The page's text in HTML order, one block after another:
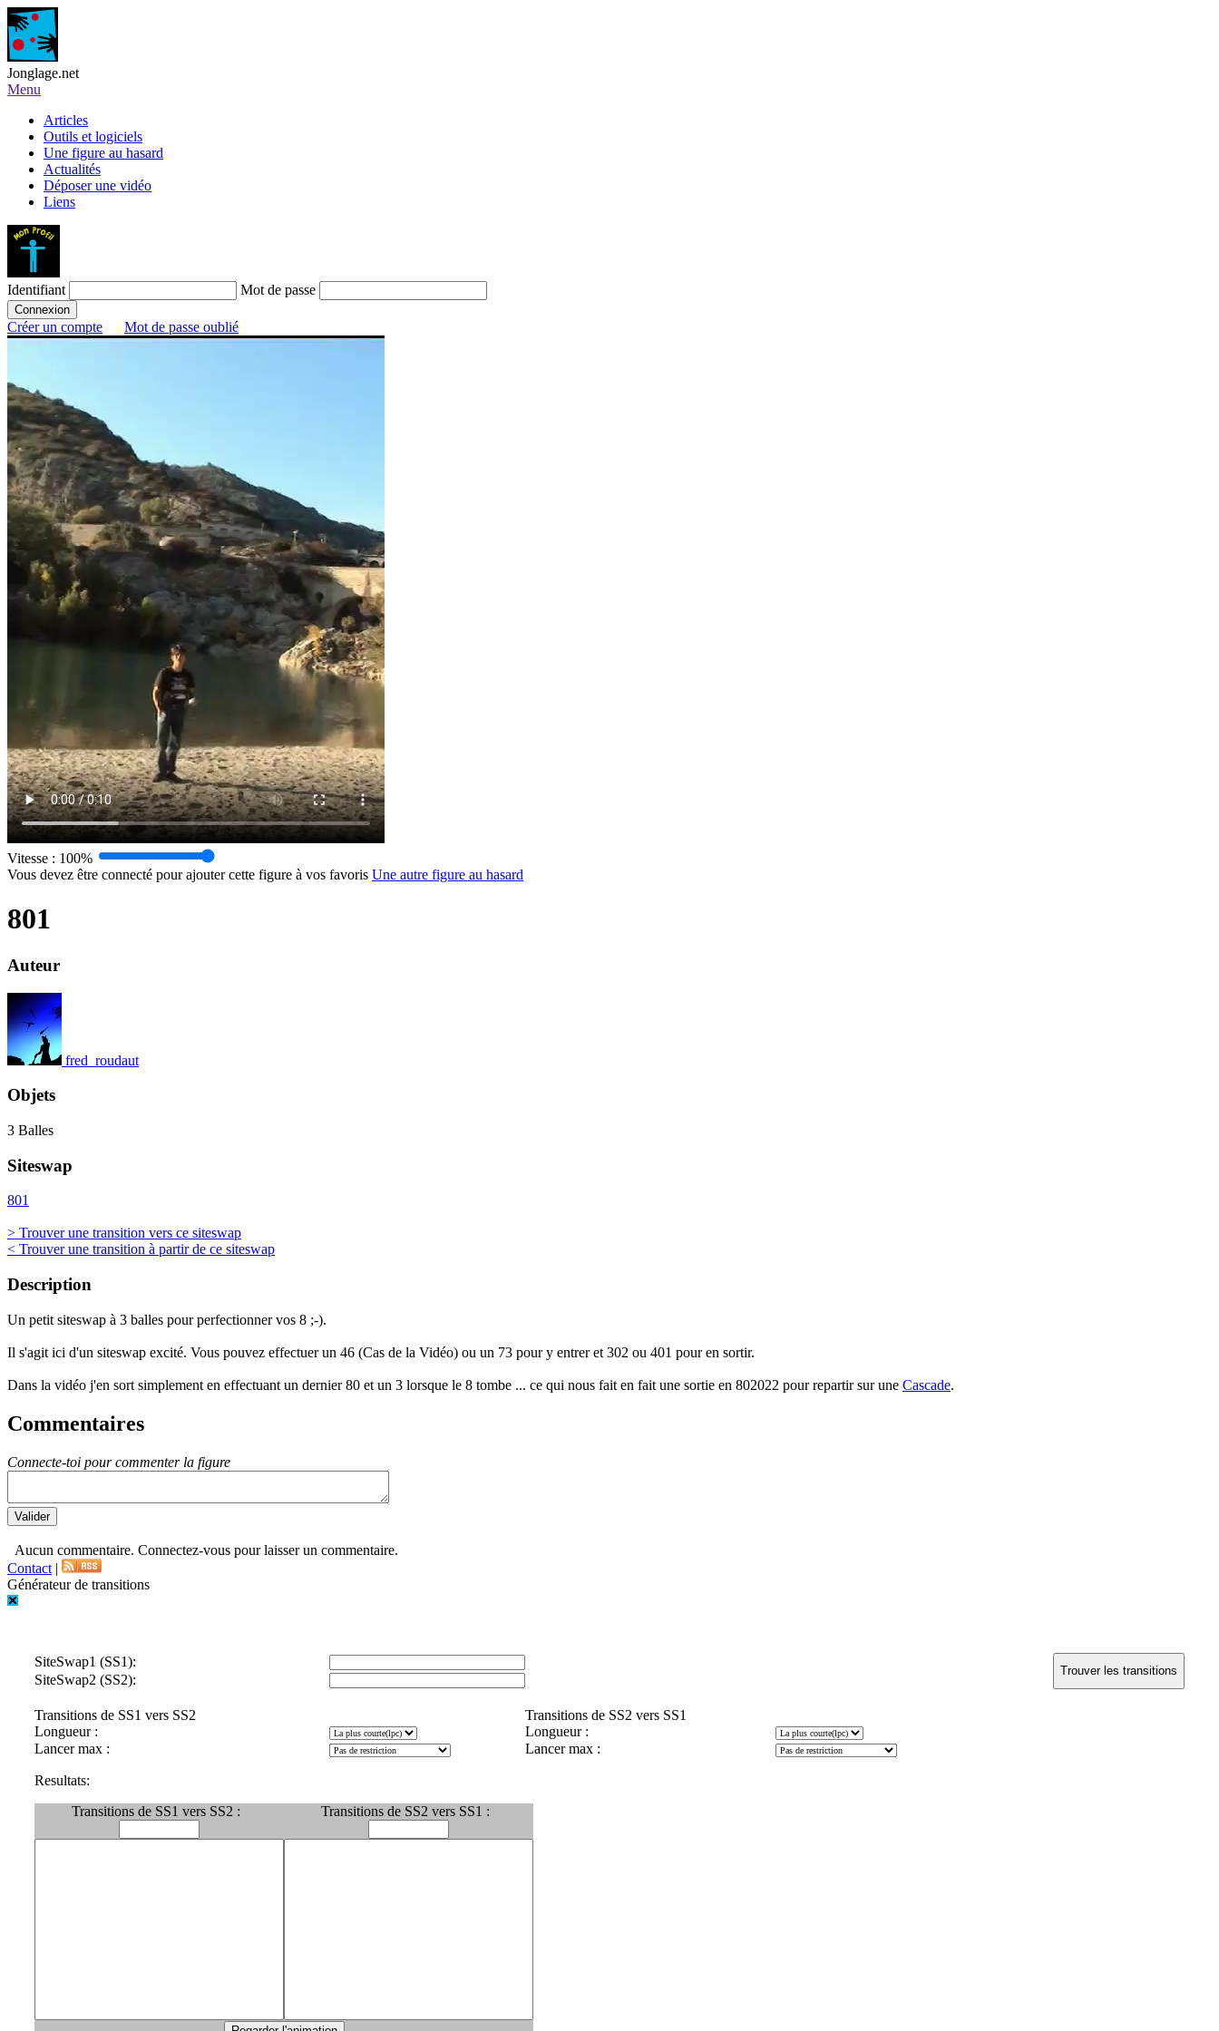
Jonglage.net
Menu
Articles
Outils et logiciels
Une figure au hasard
Actualités
Déposer une vidéo
Liens
Identifiant Mot de passe
Créer un compte Mot de passe oublié
Vitesse : 100%
Vous devez être connecté pour ajouter cette figure à vos favoris Une autre figure au hasard
801
Auteur
fred_roudaut
Objets
3 Balles
Siteswap
801
> Trouver une transition vers ce siteswap
< Trouver une transition à partir de ce siteswap
Description
Un petit siteswap à 3 balles pour perfectionner vos 8 ;-).
Il s'agit ici d'un siteswap excité. Vous pouvez effectuer un 46 (Cas de la Vidéo) ou un 73 pour y entrer et 302 ou 401 pour en sortir.
Dans la vidéo j'en sort simplement en effectuant un dernier 80 et un 3 lorsque le 8 tombe ... ce qui nous fait en fait une sortie en 802022 pour repartir sur une Cascade.
Commentaires
Connecte-toi pour commenter la figure
Aucun commentaire. Connectez-vous pour laisser un commentaire.
Contact |
Générateur de transitions
SiteSwap1 (SS1):
SiteSwap2 (SS2):
Transitions de SS1 vers SS2
Transitions de SS2 vers SS1
Longueur :
Longueur :
Lancer max :
Lancer max :
Resultats:
Transitions de SS1 vers SS2 :
Transitions de SS2 vers SS1 :